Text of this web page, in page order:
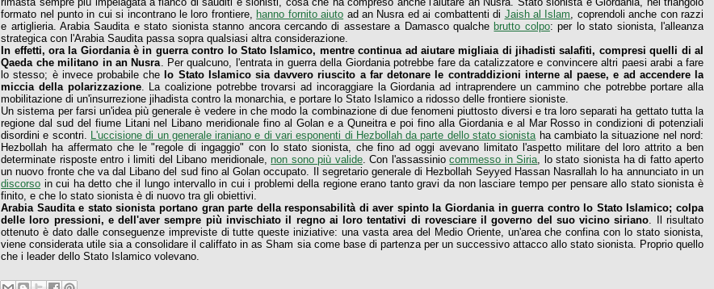
formato nel punto in cui si incontrano le loro frontiere, hanno fornito aiuto ad an Nusra ed ai combattenti di Jaish al Islam, coprendoli anche con razzi
e artiglieria. Arabia Saudita e stato sionista stanno ancora cercando di assestare a Damasco qualche brutto colpo: per lo stato sionista, l'alleanza
strategica con l'Arabia Saudita passa sopra qualsiasi altra considerazione.
In effetti, ora la Giordania è in guerra contro lo Stato Islamico, mentre continua ad aiutare migliaia di jihadisti salafiti, compresi quelli di al
Qaeda che militano in an Nusra. Per qualcuno, l'entrata in guerra della Giordania potrebbe fare da catalizzatore e convincere altri paesi arabi a fare
lo stesso; è invece probabile che lo Stato Islamico sia davvero riuscito a far detonare le contraddizioni interne al paese, e ad accendere la
miccia della polarizzazione. La coalizione potrebbe trovarsi ad incoraggiare la Giordania ad intraprendere un cammino che potrebbe portare alla
mobilitazione di un'insurrezione jihadista contro la monarchia, e portare lo Stato Islamico a ridosso delle frontiere sioniste.
Un sistema per farsi un'idea più generale è vedere in che modo la combinazione di due fenomeni piuttosto diversi e tra loro separati ha gettato tutta la
regione dal sud del fiume Litani nel Libano meridionale fino al Golan e a Quneitra e poi fino alla Giordania e al Mar Rosso in condizioni di potenziali
disordini e scontri. L'uccisione di un generale iraniano e di vari esponenti di Hezbollah da parte dello stato sionistaha cambiato la situazione nel nord:
Hezbollah ha affermato che le "regole di ingaggio" con lo stato sionista, che fino ad oggi avevano limitato l'aspetto militare del loro attrito a ben
determinate risposte entro i limiti del Libano meridionale,non sono più valide. Con l'assassiniocommesso in Siria, lo stato sionista ha di fatto aperto
un nuovo fronte che va dal Libano del sud fino al Golan occupato. Il segretario generale di Hezbollah Seyyed Hassan Nasrallah lo ha annunciato in un
discorso in cui ha detto che il lungo intervallo in cui i problemi della regione erano tanto gravi da non lasciare tempo per pensare allo stato sionista è
finito, e che lo stato sionista è di nuovo tra gli obiettivi.
Arabia Saudita e stato sionista portano gran parte della responsabilità di aver spinto la Giordania in guerra contro lo Stato Islamico; colpa
delle loro pressioni, e dell'aver sempre più invischiato il regno ai loro tentativi di rovesciare il governo del suo vicino siriano. Il risultato
ottenuto è dato dalle conseguenze impreviste di tutte queste iniziative: una vasta area del Medio Oriente, un'area che confina con lo stato sionista,
viene considerata utile sia a consolidare il califfato in as Sham sia come base di partenza per un successivo attacco allo stato sionista. Proprio quello
che i leader dello Stato Islamico volevano.